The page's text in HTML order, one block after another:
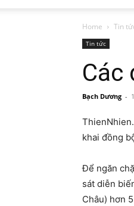
Home Tin
Tin tức
Các
Bạch Dương -
khai đồng
Để ngăn
sát diễn
Châu) hơn